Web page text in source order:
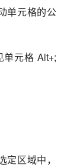
单元格的公
元格 Alt+;
区域中，